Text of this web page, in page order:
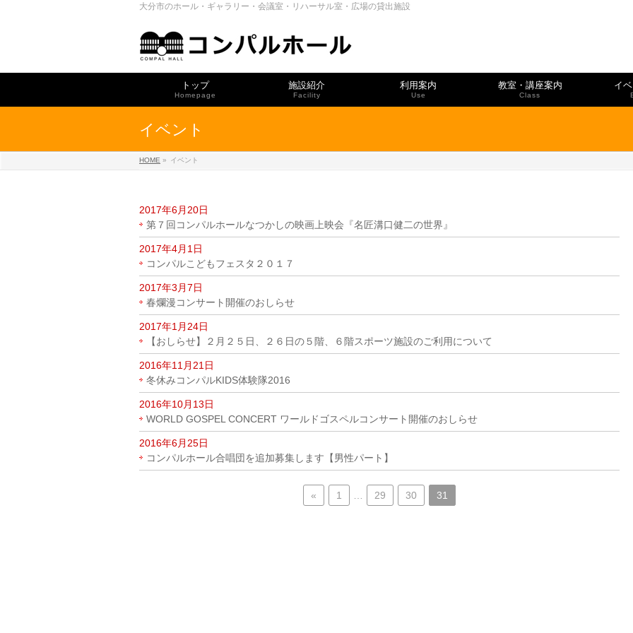
大分市のホール・ギャラリー・会議室・リハーサル室・広場の貸出施設
トップ
Homepage
施設紹介
Facility
利用案内
Use
教室・講座案内
Class
イ
イベント
HOME » イベント
2017年6月20日
第７回コンパルホールなつかしの映画上映会『名匠溝口健二の世界』
2017年4月1日
コンパルこどもフェスタ２０１７
2017年3月7日
春爛漫コンサート開催のおしらせ
2017年1月24日
【おしらせ】２月２５日、２６日の５階、６階スポーツ施設のご利用について
2016年11月21日
冬休みコンパルKIDS体験隊2016
2016年10月13日
WORLD GOSPEL CONCERT ワールドゴスペルコンサート開催のおしらせ
2016年6月25日
コンパルホール合唱団を追加募集します【男性パート】
« 1 29 30 31